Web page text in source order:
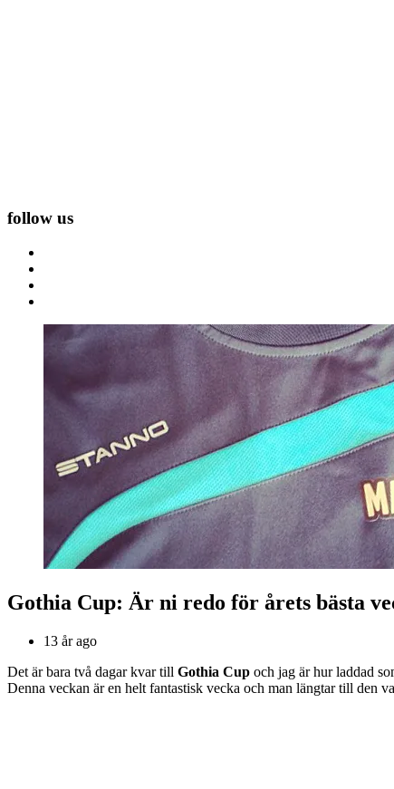
follow us
Gothia Cup: Är ni redo för årets bästa
13 år ago
Det är bara två dagar kvar till Gothia Cup och jag är hur laddad
Denna veckan är en helt fantastisk vecka och man längtar till den